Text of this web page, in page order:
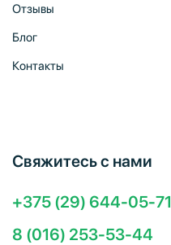
Отзывы
Блог
Контакты
Свяжитесь с нами
+375 (29) 644-05-71
8 (016) 253-53-44